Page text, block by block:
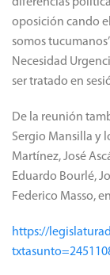
diferencias
oposición cando
somos
Necesidad
ser tratado en
De la reunión
Sergio Mansilla y
Martínez, José
Eduardo Bourlé,
Federico Masso,
https://